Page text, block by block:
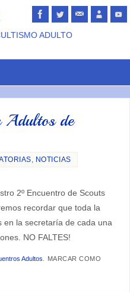
ADULTO
Adultos de
, NOTICIAS
2º Encuentro de Scouts
recordar que toda la
en la secretaría de cada una
NO FALTES!
Adultos MARCAR COMO